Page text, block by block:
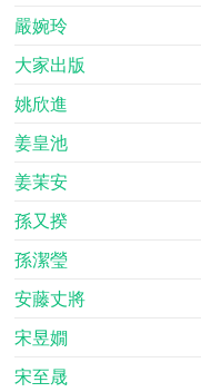
嚴婉玲
大家出版
姚欣進
姜皇池
姜茉安
孫又揆
孫潔瑩
安藤丈將
宋昱嫺
宋至晟